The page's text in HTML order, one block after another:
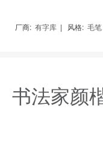
厂商: 有字库 | 风格: 毛笔
书法家颜